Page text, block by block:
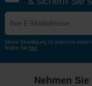
Meine Einwilligung ist jederzeit
finden Sie hier.
Nehmen